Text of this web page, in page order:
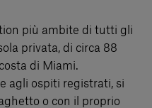
più ambite di tutti gli
privata, di circa 88
di Miami.
agli ospiti registrati, si
o con il proprio